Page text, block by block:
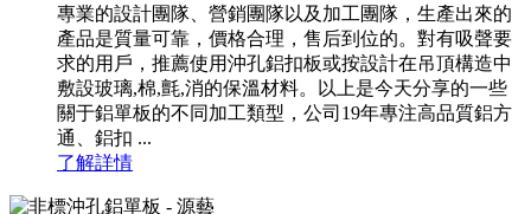
專業的設計團隊、營銷團隊以及加工團隊，生產出來的
產品是質量可靠，價格合理，售后到位的。對有吸聲要
求的用戶，推薦使用沖孔鋁扣板或按設計在吊頂構造中
敷設玻璃,棉,氈,消的保溫材料。以上是今天分享的一些
關于鋁單板的不同加工類型，公司19年專注高品質鋁方
通、鋁扣 ...
了解詳情